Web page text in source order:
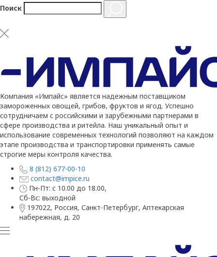
Поиск
Компания «Импайс» является надежным поставщиком
замороженных овощей, грибов, фруктов и ягод. Успешно
сотрудничаем с российскими и зарубежными партнерами в
сфере производства и ритейла. Наш уникальный опыт и
использование современных технологий позволяют на каждом
этапе производства и транспортировки применять самые
строгие меры контроля качества.
8 (812) 677-00-10
contact@impice.ru
Пн-Пт: с 10.00 до 18.00,
Сб-Вс: выходной
197022, Россия, Санкт-Петербург, Аптекарская
набережная, д. 20